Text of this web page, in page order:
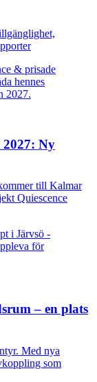
Ny
till Kalmar
Quiescence
– en plats
Med nya
som